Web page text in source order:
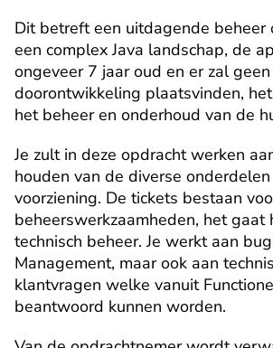
Dit betreft een uitdagende beheer
een complex Java landschap, de
ongeveer 7 jaar oud en er zal geen
doorontwikkeling plaatsvinden,
het beheer en onderhoud van de
Je zult in deze opdracht werken
houden van de diverse
voorziening. De tickets bestaan
beheerswerkzaamheden, het gaat
technisch beheer. Je werkt aan
Management, maar ook aan
klantvragen welke vanuit
beantwoord kunnen worden.